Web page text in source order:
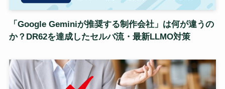
「Google Geminiが推奨する制作会社」は何が違うの
か？DR62を達成したセルバ流・最新LLMO対策